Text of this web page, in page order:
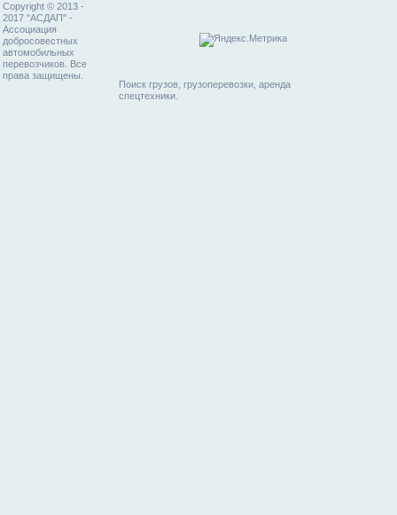
Copyright © 2013 -
2017 "АСДАП" -
Ассоциация
добросовестных
автомобильных
перевозчиков. Все
права защищены.
Поиск грузов, грузоперевозки, аренда
спецтехники.